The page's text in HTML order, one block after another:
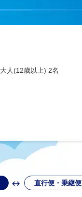
大人(12歳以上) 2名
直行便・乗継便